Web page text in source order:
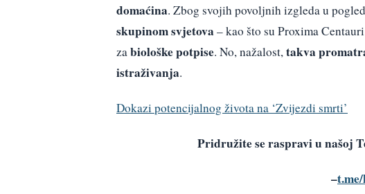
domaćina. Zbog svojih povoljnih izgleda u
skupinom svjetova – kao što su Proxima
zabiološke potpise. No, nažalost,takva
istraživanja.
Dokazi potencijalnog života na ‘Zvijezdi smrti’
Pridružite se raspravi u našoj
–